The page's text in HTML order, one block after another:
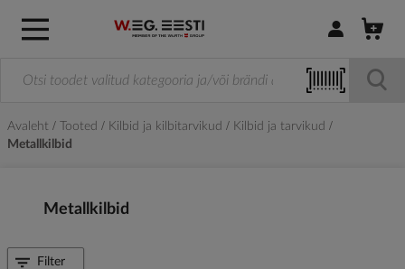
Logi sisse /
Avaleht Tooted Kilbid ja kilbitarvikud
Kilbid ja tarvikud
Metallkilbid
Metallkilbid
Filter